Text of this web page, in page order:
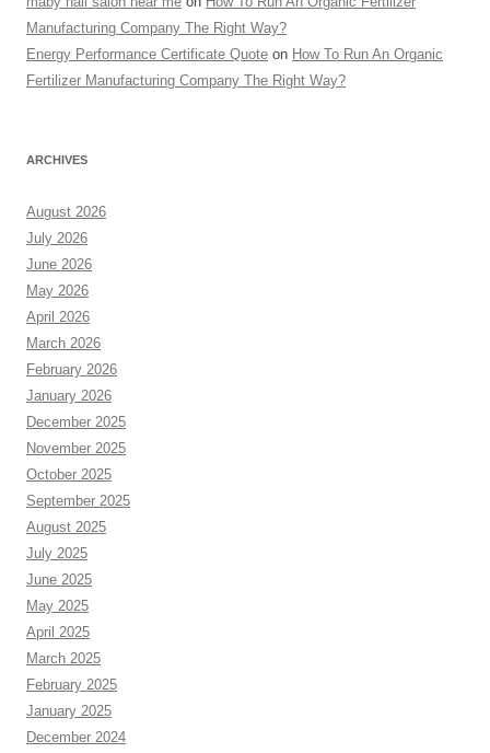
Manufacturing Company The Right Way?
Energy Performance Certificate Quote on How To Run An Organic
Fertilizer Manufacturing Company The Right Way?
ARCHIVES
August 2026
July 2026
June 2026
May 2026
April 2026
March 2026
February 2026
January 2026
December 2025
November 2025
October 2025
September 2025
August 2025
July 2025
June 2025
May 2025
April 2025
March 2025
February 2025
January 2025
December 2024